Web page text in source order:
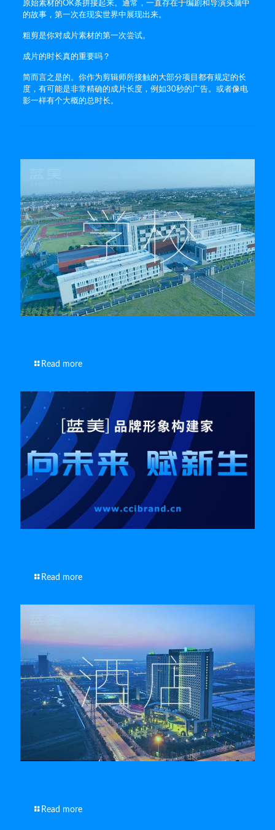
原始素材的OK条拼接起来。通常，一直存在于编剧和导演头脑中
的故事，第一次在现实世界中展现出来。
粗剪是你对成片素材的第一次尝试。
成片的时长真的重要吗？
简而言之是的。你作为剪辑师所接触的大部分项目都有规定的长
度，有可能是非常精确的成片长度，例如30秒的广告。或者像电
影一样有个大概的总时长。
Read more
Read more
Read more